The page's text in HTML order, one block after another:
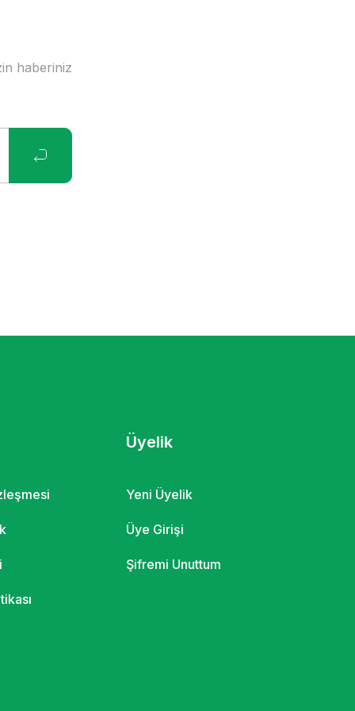
haberiniz
Üyelik
Yeni Üyelik
Üye Girişi
Şifremi Unuttum